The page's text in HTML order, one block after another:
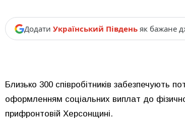
Додати Український Південь як бажане
Близько 300 співробітників забезпечують
оформленням соціальних виплат до
прифронтовій Херсонщині.